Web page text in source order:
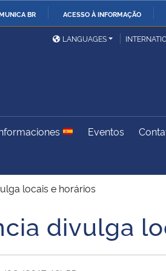
BR ACESSO À INFORMAÇÃO
Ministério das Relações
ExterioresLANGUAGES
Eventos
locais e horários
divulga